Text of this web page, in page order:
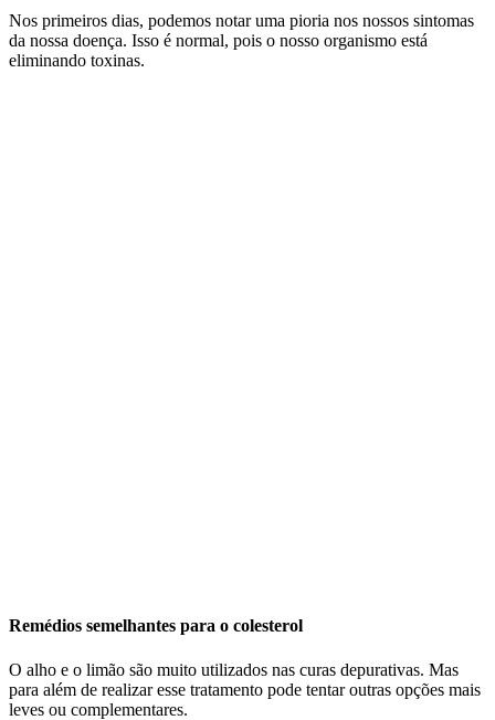
Nos primeiros dias, podemos notar uma pioria nos nossos sintomas
da nossa doença. Isso é normal, pois o nosso organismo está
eliminando toxinas.
Remédios semelhantes para o colesterol
O alho e o limão são muito utilizados nas curas depurativas. Mas
para além de realizar esse tratamento pode tentar outras opções mais
leves ou complementares.